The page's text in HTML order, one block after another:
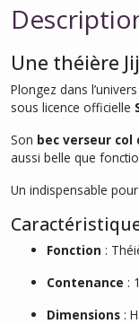
Une théière
Plongez dans
sous licence officielle
Son bec verseur col
aussi belle que
Un indispensable
Fonction :
Contenance :
Dimensions :